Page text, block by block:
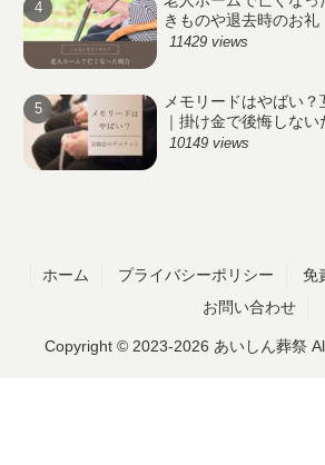
きものや退去時のお礼
11429 views
メモリードはやばい？
｜掛け金で後悔しない
10149 views
ホーム プライバシーポリシー 免
お問い合わせ
Copyright © 2023-2026 あいしん葬祭